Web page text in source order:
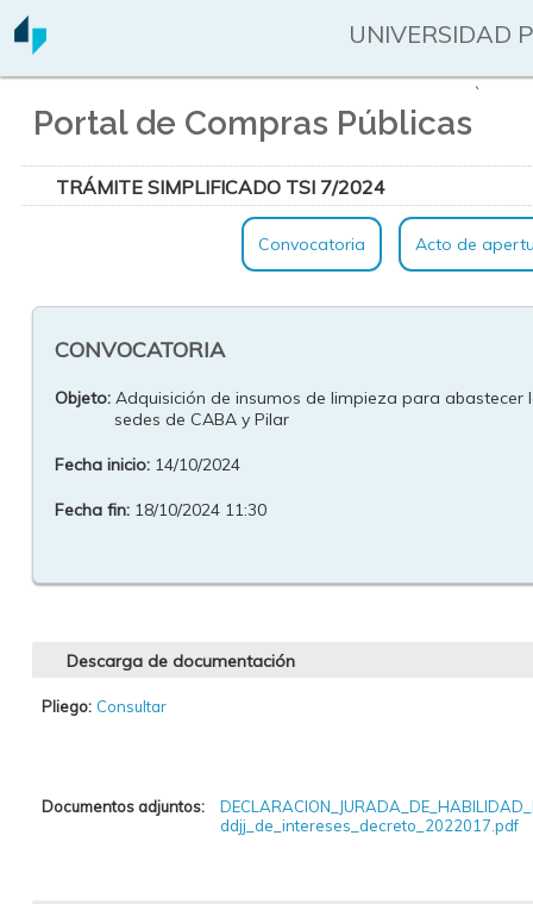
UNIVERSIDAD
Portal de Compras Públicas
`
TRÁMITE SIMPLIFICADO TSI 7/2024
Convocatoria Acto de
CONVOCATORIA
Objeto: Adquisición de insumos de limpieza para abastecer
sedes de CABA y Pilar
Fecha inicio: 14/10/2024
Fecha fin: 18/10/2024 11:30
Descarga de documentación
Pliego: Consultar
Documentos adjuntos:
ddjj_de_intereses_decreto_2022017.pdf